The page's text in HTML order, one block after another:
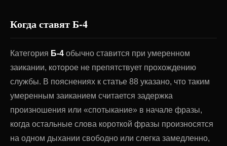
Когда ставят Б-4
Категория Б-4 обычно ставится при умеренном
заикании, которое не препятствует прохождению
службы. В пояснениях к статье 88 указано, что таким
умеренным заиканием считается задержка
произношения или «спотыкание» в начале фразы,
когда остальные слова короткой фразы произносятся
на одном дыхании свободно или слегка замедленно,